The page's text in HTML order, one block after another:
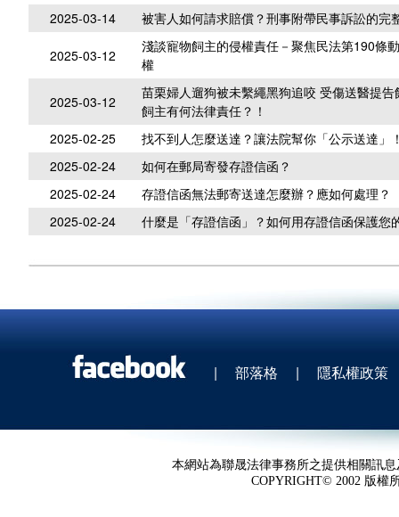
2025-03-14
被害人如何請求賠償？刑事附帶民事訴訟的完
2025-03-12
淺談寵物飼主的侵權責任－聚焦民法第190條
權
2025-03-12
苗栗婦人遛狗被未繫繩黑狗追咬 受傷送醫提告
飼主有何法律責任？！
2025-02-25
找不到人怎麼送達？讓法院幫你「公示送達」
2025-02-24
如何在郵局寄發存證信函？
2025-02-24
存證信函無法郵寄送達怎麼辦？應如何處理？
2025-02-24
什麼是「存證信函」？如何用存證信函保護您
| 部落格 | 隱私權政策
本網站為聯晟法律事務所之提供相關訊
COPYRIGHT© 2002 版權